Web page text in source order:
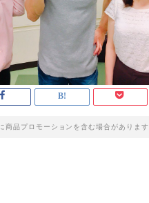
商品プロモーションを含む場合があります